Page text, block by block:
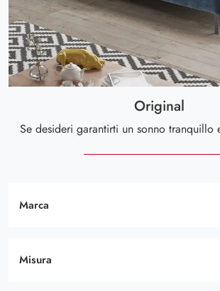
Marca
Misura
Original